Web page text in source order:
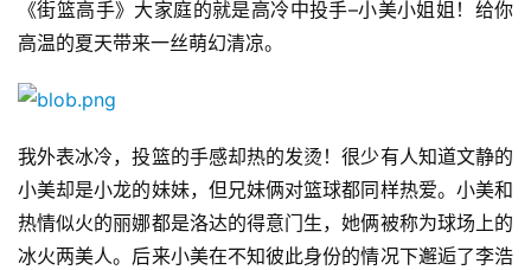
页
游
茶
原
创
《街篮高手》大家庭的就是高冷中投手–小美小姐姐！给你
高温的夏天带来一丝萌幻清凉。
我外表冰冷，投篮的手感却热的发烫！很少有人知道文静的
小美却是小龙的妹妹，但兄妹俩对篮球都同样热爱。小美和
热情似火的丽娜都是洛达的得意门生，她俩被称为球场上的
冰火两美人。后来小美在不知彼此身份的情况下邂逅了李浩